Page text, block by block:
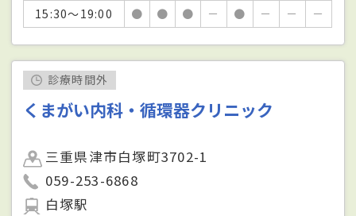
15:30～19:00
● ● ● － ● － － －
診療時間外
くまがい内科・循環器クリニック
三重県津市白塚町3702-1
059-253-6868
白塚駅